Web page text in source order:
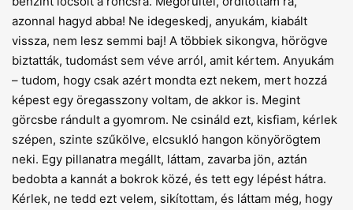
azonnal hagyd abba! Ne idegeskedj, anyukám, kiabált
vissza, nem lesz semmi baj! A többiek sikongva, hörögve
biztatták, tudomást sem véve arról, amit kértem. Anyukám
– tudom, hogy csak azért mondta ezt nekem, mert hozzá
képest egy öregasszony voltam, de akkor is. Megint
görcsbe rándult a gyomrom. Ne csináld ezt, kisfiam, kérlek
szépen, szinte szűkölve, elcsukló hangon könyörögtem
neki. Egy pillanatra megállt, láttam, zavarba jön, aztán
bedobta a kannát a bokrok közé, és tett egy lépést hátra.
Kérlek, ne tedd ezt velem, sikítottam, és láttam még, hogy